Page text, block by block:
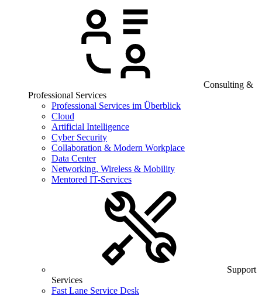
Consulting &
Professional Services
Professional Services im Überblick
Cloud
Artificial Intelligence
Cyber Security
Collaboration & Modern Workplace
Data Center
Networking, Wireless & Mobility
Mentored IT-Services
Support
Services
Fast Lane Service Desk